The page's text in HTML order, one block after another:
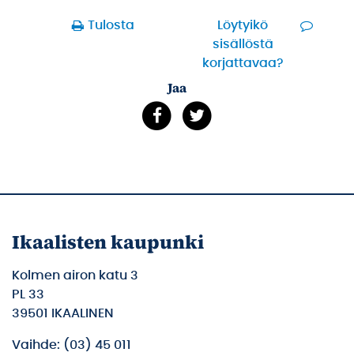
Tulosta
Löytyikö
sisällöstä
korjattavaa?
Jaa
Ikaalisten kaupunki
Kolmen airon katu 3
PL 33
39501 IKAALINEN
Vaihde: (03) 45 011